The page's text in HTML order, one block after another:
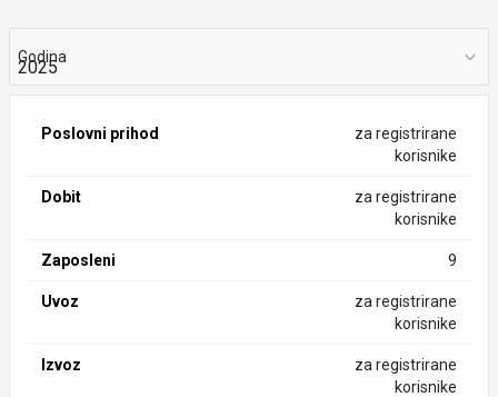
Godina
Poslovni prihod
za registrirane
korisnike
Dobit
za registrirane
korisnike
Zaposleni 9
Uvoz
za registrirane
korisnike
Izvoz
za registrirane
korisnike